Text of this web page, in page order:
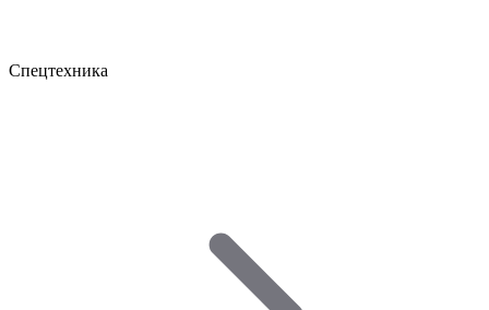
Спецтехника